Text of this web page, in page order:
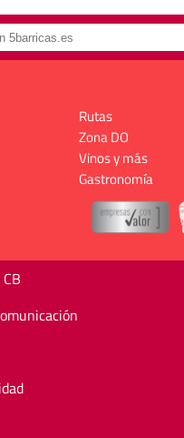
Rutas
Zona DO
Vinos y más
Gastronomía